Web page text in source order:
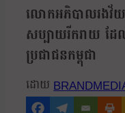
លោកអភិបាលរងវ័យក្
សប្បាយរីករាយ ដ
ប្រជាជនកម្ពុជា